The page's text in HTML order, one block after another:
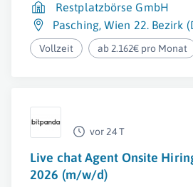
Restplatzbörse GmbH
Pasching,Wien 22. Bezirk
Vollzeit ab 2.162€ pro Monat
vor 24 T
Live chat Agent Onsite
2026 (m/w/d)